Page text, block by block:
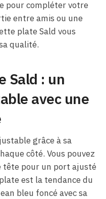
pour compléter votre
entre amis ou une
plate Sald vous
qualité.
Sald : un
avec une
grâce à sa
côté. Vous pouvez
tête pour un port ajusté
est la tendance du
bleu foncé avec sa